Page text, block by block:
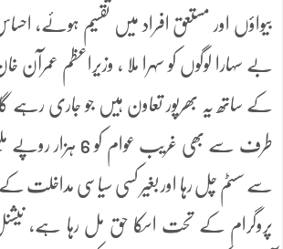
بیواؤں اور مستعق افراد میں تقسیم ہوئے،
بے سہارا لوگوں کو سہرا ملا ، وزیراعظم
کے ساتھ یہ بھرپور تعاون ہیں جو جاری رہے
طرف سے بھی غریب عوام
سے سسٹم چل رہا اور بغیر کسی سیاسی مداخلت
پروگرام کے تحت اسکا حق مل رہا ہے، نیشنل